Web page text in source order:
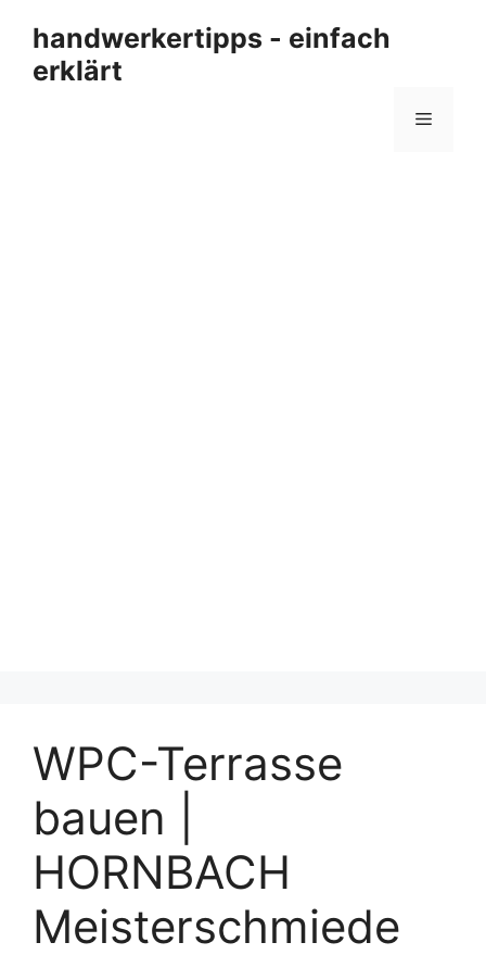
Inhalt
springen
handwerkertipps - einfach
erklärt
Menü
WPC-Terrasse
bauen |
HORNBACH
Meisterschmiede